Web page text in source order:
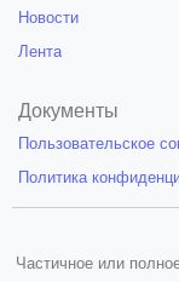
Новости
Лента
Документы
Пользовательское
Политика
Частичное или